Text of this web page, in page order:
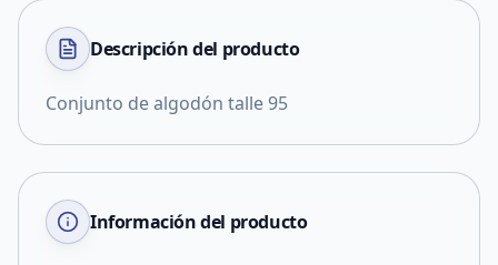
Descripción del producto
Conjunto de algodón talle 95
Información del producto